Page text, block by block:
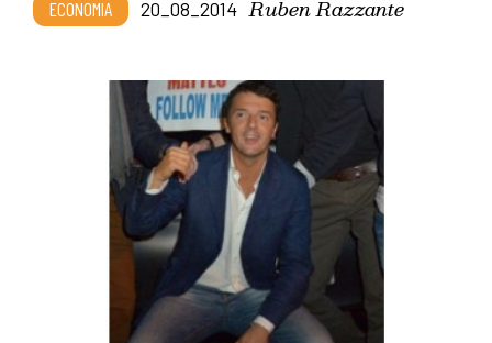
ECONOMIA 20_08_2014 Ruben Razzante